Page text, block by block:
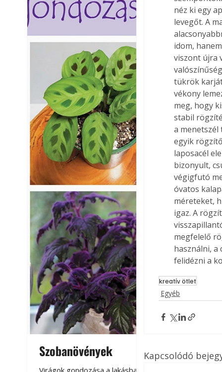
Szobanövények
Virágoskert:
teraszon,
néz ki egy
levegőt. A
idom,
viszont újra
tükrök
vékony
meg, hogy
stabil
a
egyik
laposacél
bizonyult,
végigfutó
óvatos
méreteket,
igaz. A
megfelelő
használni,
felidézni a
kreatív ötlet
Egyéb
Kapcsolódó